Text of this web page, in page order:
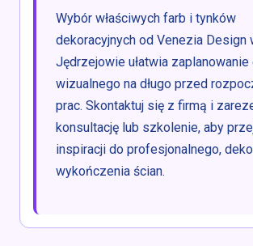
Wybór właściwych farb i tynków
dekoracyjnych od Venezia Design
Jędrzejowie ułatwia
wizualnego na długo przed
prac. Skontaktuj się z firmą i
konsultację lub szkolenie, aby
inspiracji do profesjonalnego,
wykończenia ścian.